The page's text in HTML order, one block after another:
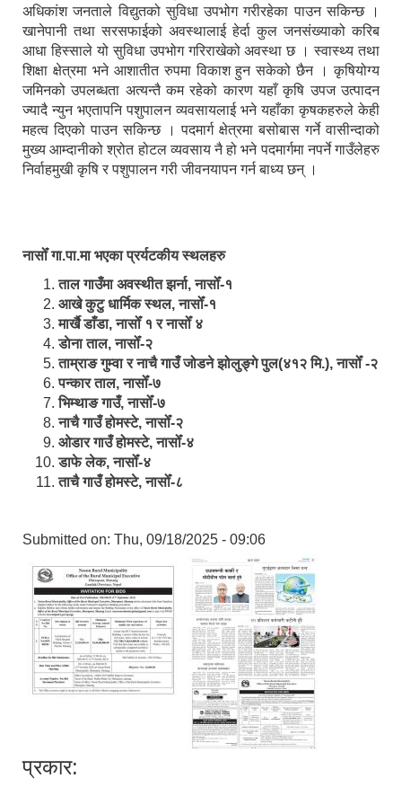
अधिकांश जनताले विद्युतको सुविधा उपभोग गरीरहेका पाउन सकिन्छ ।
खानेपानी तथा सरसफाईको अवस्थालाई हेर्दा कुल जनसंख्याको करिब
आधा हिस्साले यो सुविधा उपभोग गरिराखेको अवस्था छ । स्वास्थ्य तथा
शिक्षा क्षेत्रमा भने आशातीत रुपमा विकाश हुन सकेको छैन । कृषियोग्य
जमिनको उपलब्धता अत्यन्तै कम रहेको कारण यहाँ कृषि उपज उत्पादन
ज्यादै न्युन भएतापनि पशुपालन व्यवसायलाई भने यहाँका कृषकहरुले केही
महत्व दिएको पाउन सकिन्छ । पदमार्ग क्षेत्रमा बसोबास गर्ने वासीन्दाको
मुख्य आम्दानीको श्रोत होटल व्यवसाय नै हो भने पदमार्गमा नपर्ने गाउँलेहरु
निर्वाहमुखी कृषि र पशुपालन गरी जीवनयापन गर्न बाध्य छन् ।
नासोँ गा.पा.मा भएका प्रर्यटकीय स्थलहरु
ताल गाउँमा अवस्थीत झर्ना, नासोँ-१
आखे कुटु धार्मिक स्थल, नासोँ-१
मार्खै डाँडा, नासोँ १ र नासोँ ४
डाेना ताल, नासोँ-२
ताम्राङ गुम्वा र नाचै गाउँ जोडने झोलुङ्गे पुल(४१२ मि.), नासोँ -२
पन्कार ताल, नासोँ-७
भिम्थाङ गाउँ, नासोँ-७
नाचै गाउँ होमस्टे, नासोँ-२
ओ‍‍‌डार गाउँ होमस्टे, नासोँ-४
डाफे लेक, नासोँ-४
ताचै गाउँ होमस्टे, नासोँ-८
Submitted on: Thu, 09/18/2025 - 09:06
प्रकार: